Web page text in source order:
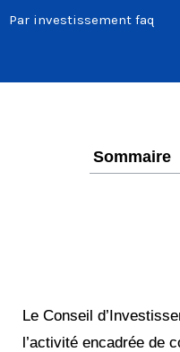
Par investissement faq
Sommaire
Le Conseil
l’activité encadrée de